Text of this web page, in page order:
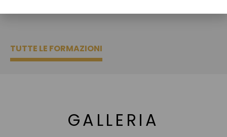
TUTTE LE FORMAZIONI
GALLERIA